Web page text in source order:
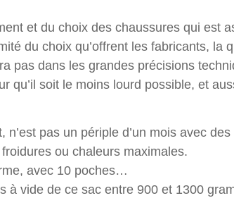
et du choix des chaussures qui est
du choix qu’offrent les fabricants, la
pas dans les grandes précisions
qu’il soit le moins lourd possible, et
n’est pas un périple d’un mois avec
ou chaleurs maximales.
avec 10 poches…
à vide de ce sac entre 900 et 1300